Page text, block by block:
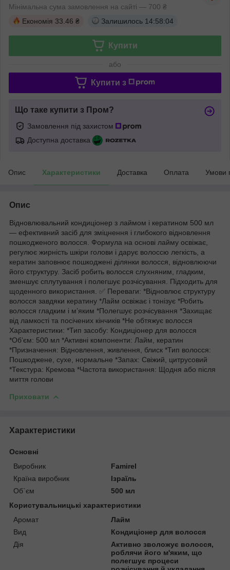
Мінімальна сума замовлення на сайті — 700 ₴
Економія 33.46 ₴ Залишилось 14:58:04
Купити
або
Купити з
Що таке купити з Пром?
Замовлення під захистом
Доступна доставка
Опис Характеристики Доставка Оплата Умови
Опис
Відновлювальний кондиціонер з лаймом і кератином 500 мл
— ефективний засіб для зміцнення і глибокого відновлення
пошкодженого волосся. Формула на основі лайму освіжає,
регулює жирність шкіри голови і дарує волоссю легкість, а
кератин заповнює пошкоджені ділянки волосся, відновлюючи
його структуру. Засіб робить волосся слухняним, гладким,
зменшує сплутування і полегшує розчісування. Підходить для
щоденного використання. ✅ Переваги: *Відновлює структуру
волосся завдяки кератину *Лайм освіжає і тонізує *Робить
волосся гладким і м’яким *Полегшує розчісування *Захищає
від ламкості та посічених кінчиків *Не обтяжує волосся
Характеристики: *Тип засобу: Кондиціонер для волосся
*Обʼєм: 500 мл *Активні компоненти: Лайм, кератин
*Призначення: Відновлення, живлення, блиск *Тип волосся:
Пошкоджене, сухе, нормальне *Запах: Свіжий, цитрусовий
*Текстура: Кремова *Частота використання: Щодня або після
миття голови
Приховати
Характеристики
Основні
Виробник
Famirel
Країна виробник
Ізраїль
Об`єм
500 мл
Користувальницькі характеристики
Аромат
Лайм
Вид
Кондиціонер для волосся
Дія
Активно зволожує волосся,
роблячи його м'яким, що
полегшує процеси